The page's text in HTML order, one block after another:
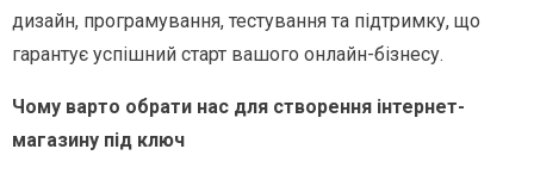
дизайн, програмування, тестування та підтримку, що
гарантує успішний старт вашого онлайн-бізнесу.
Чому варто обрати нас для створення інтернет-
магазину під ключ